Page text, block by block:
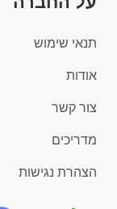
תנאי שימוש
אודות
צור קשר
מדריכים
הצהרת נגישות